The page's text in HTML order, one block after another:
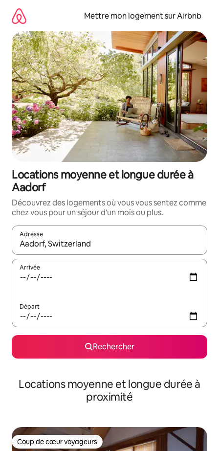
directement
contenu
Mettre mon logement sur Airbnb
Locations moyenne et longue durée à
Aadorf
Découvrez des logements où vous vous sentez comme
chez vous pour un séjour d'un mois ou plus.
Adresse
Lorsque les résultats s'affichent, utilisez les flèches vers le
Arrivée
Départ
Rechercher
Locations moyenne et longue durée à
proximité
Coup de cœur voyageurs
Coup de cœur voyageurs